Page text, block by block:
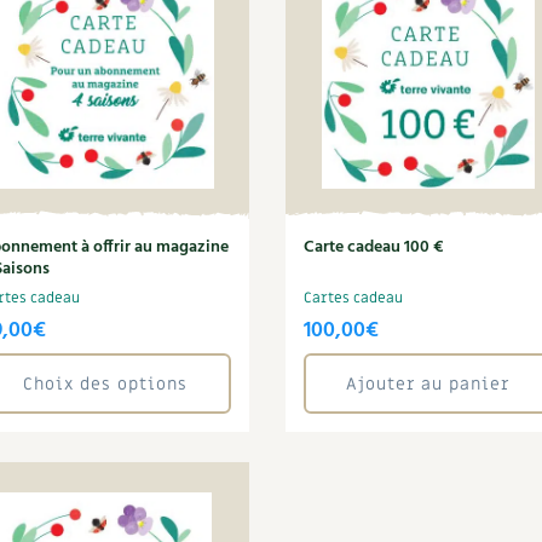
Société, engagement Feuilleter le
et gros oeuvre
écologiques
de l’eau
de la maison
Actions pour la planète
à offrir au magazine
cadeau
€
Choix des options
Carte cadeau 100 €
Cartes cadeau
100,00€
Ajouter au panier